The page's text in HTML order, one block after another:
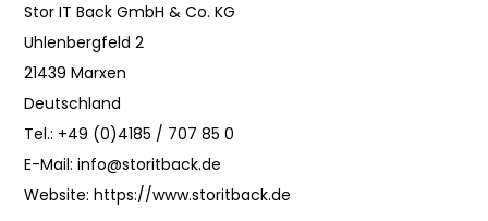
Stor IT Back GmbH & Co. KG
Uhlenbergfeld 2
21439 Marxen
Deutschland
Tel.: +49 (0)4185 / 707 85 0
E-Mail: info@storitback.de
Website: https://www.storitback.de